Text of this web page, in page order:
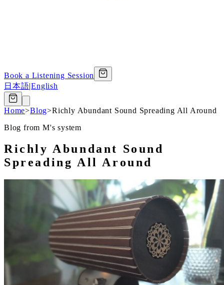
Book a Listening Session
日本語|English
Home>Blog>Richly Abundant Sound Spreading All Around
Blog from M's system
Richly Abundant Sound
Spreading All Around